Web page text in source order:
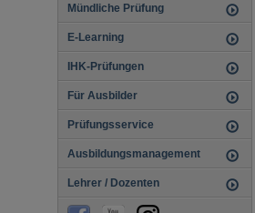
Büromanagement
Fachpraktiker / Fachpraktikerin im
Verkauf
Fachpraktiker / Fachpraktikerin Küche
(Beikoch)
Fotomedienfachmann /
Gestalter / Gestalterin für visuelles
Marketing
Hotelfachfrau / Hotelfachmann
Immobilienkauffrau /
Immobilienkaufmann
Industriekauffrau / Industriekaufmann
Mündliche Prüfung
E-Learning
IHK-Prüfungen
Für Ausbilder
Prüfungsservice
Ausbildungsmanagement
Lehrer / Dozenten